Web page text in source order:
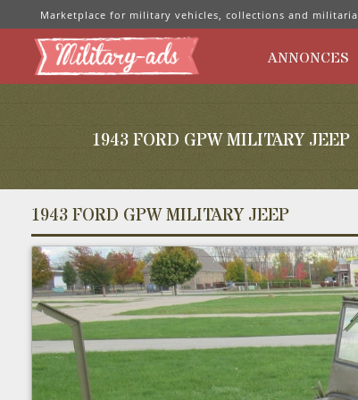
Marketplace for military vehicles, collections and militaria
ANNONCES
1943 FORD GPW MILITARY JEEP
1943 FORD GPW MILITARY JEEP